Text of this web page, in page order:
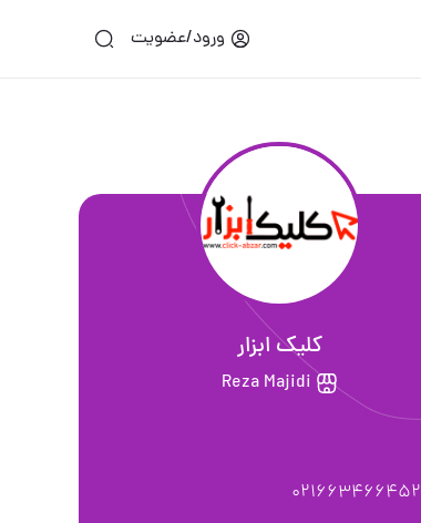
ورود/عضویت
کلیک ابزار
Reza Majidi
021663466452